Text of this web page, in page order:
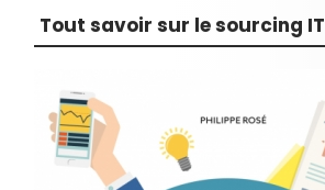
Tout savoir sur le sourcing IT